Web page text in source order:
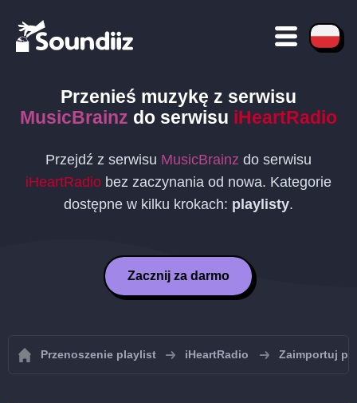
Przenieś muzykę z serwisu
MusicBrainz do serwisu iHeartRadio
Przejdź z serwisu MusicBrainz do serwisu
iHeartRadio bez zaczynania od nowa. Kategorie
dostępne w kilku krokach: playlisty.
Zacznij za darmo
Przenoszenie playlist iHeartRadio Zaimportuj